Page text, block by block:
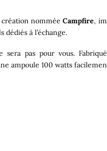
création nomméeCampfire,
dédiés à l’échange.
sera pas pour vous.
ampoule 100 watts